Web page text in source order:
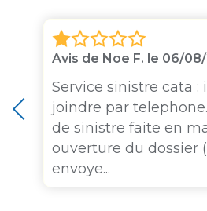
Avis de Noe F. le 06/
Service sinistre cata :
joindre par
de sinistre faite en
ouverture du dossier
envoye...